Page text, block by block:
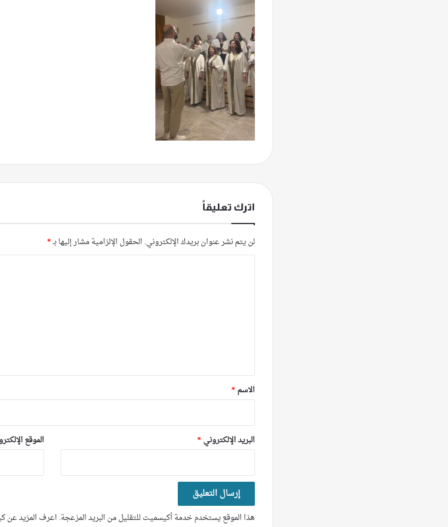
اترك تعليقاً
لن يتم نشر عنوان بريدك الإلكتروني. الحقول الإلزامية مشار إليها بـ*
*
الاسم *
البريد الإلكتروني * الموقع
هذا الموقع يستخدم خدمة أكيسميت للتقليل من البريد المزعجة. اعرف المزيد عن